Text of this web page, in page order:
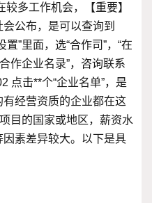
多工作机会，【重要】
公布，是可以查询到
”里面，选“合作司”，“在
作企业名录”，咨询联系
点击**个“企业名单”，是
经营资质的企业都在这
目的国家或地区，薪资水
素差异较大。以下是具